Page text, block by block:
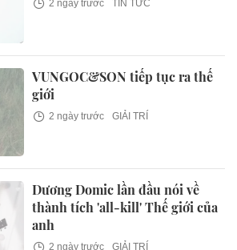
2 ngày trước TIN TỨC
VUNGOC&SON tiếp tục ra thế
giới
2 ngày trước GIẢI TRÍ
Dương Domic lần đầu nói về
thành tích 'all-kill' Thế giới của
anh
2 ngày trước GIẢI TRÍ